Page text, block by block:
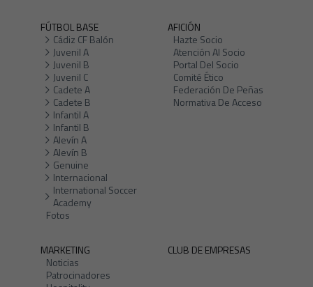
FÚTBOL BASE
Cádiz CF Balón
Juvenil A
Juvenil B
Juvenil C
Cadete A
Cadete B
Infantil A
Infantil B
Alevín A
Alevín B
Genuine
Internacional
International Soccer
Academy
Fotos
AFICIÓN
Hazte Socio
Atención Al Socio
Portal Del Socio
Comité Ético
Federación De Peñas
Normativa De Acceso
MARKETING
Noticias
Patrocinadores
CLUB DE EMPRESAS